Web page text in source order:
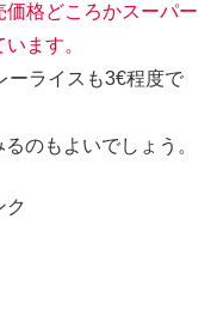
格どころかスーパー
ます。
ーライスも3€程度で
のもよいでしょう。
ク